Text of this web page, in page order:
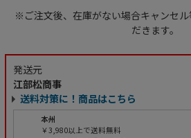
※ご注文後、在庫がない場合キャンセ
だきます。
発送元
江部松商事
送料対策に！商品はこちら
本州
￥3,980以上で送料無料